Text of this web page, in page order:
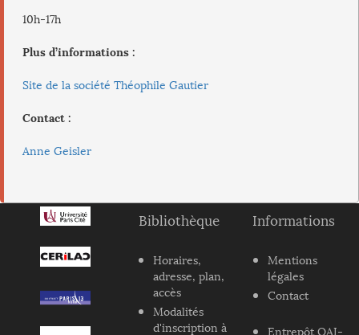
10h-17h
Plus d’informations :
Site de la société Théophile Gautier
Contact :
Anne Geisler
Bibliothèque
Horaires,
adresse, plan,
accès
Modalités
d'inscription à
Informations
Mentions
légales
Contact
Entrepôt OAI-